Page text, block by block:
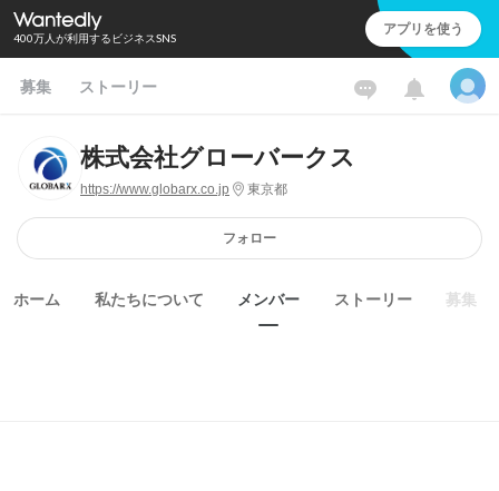
400万人が利用するビジネスSNS アプリを使う
募集 ストーリー
株式会社グローバークス
https://www.globarx.co.jp 東京都
フォロー
ホーム 私たちについて メンバー ストーリー 募集